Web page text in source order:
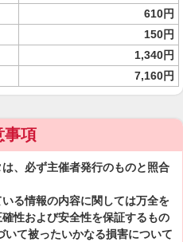
610円
150円
1,340円
7,160円
事項
、必ず主催者発行のものと照合
る情報の内容に関しては万全を
性および安全性を保証するもの
て被ったいかなる損害について